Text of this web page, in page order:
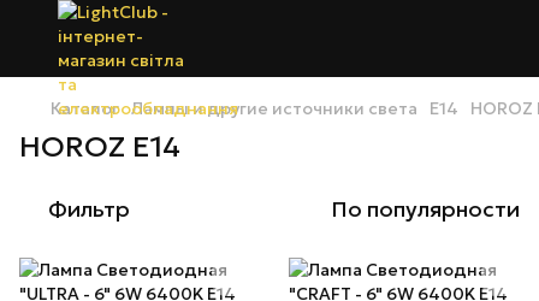
Каталог Лампы и другие источники света E14 HOROZ
HOROZ E14
Фильтр По популярности